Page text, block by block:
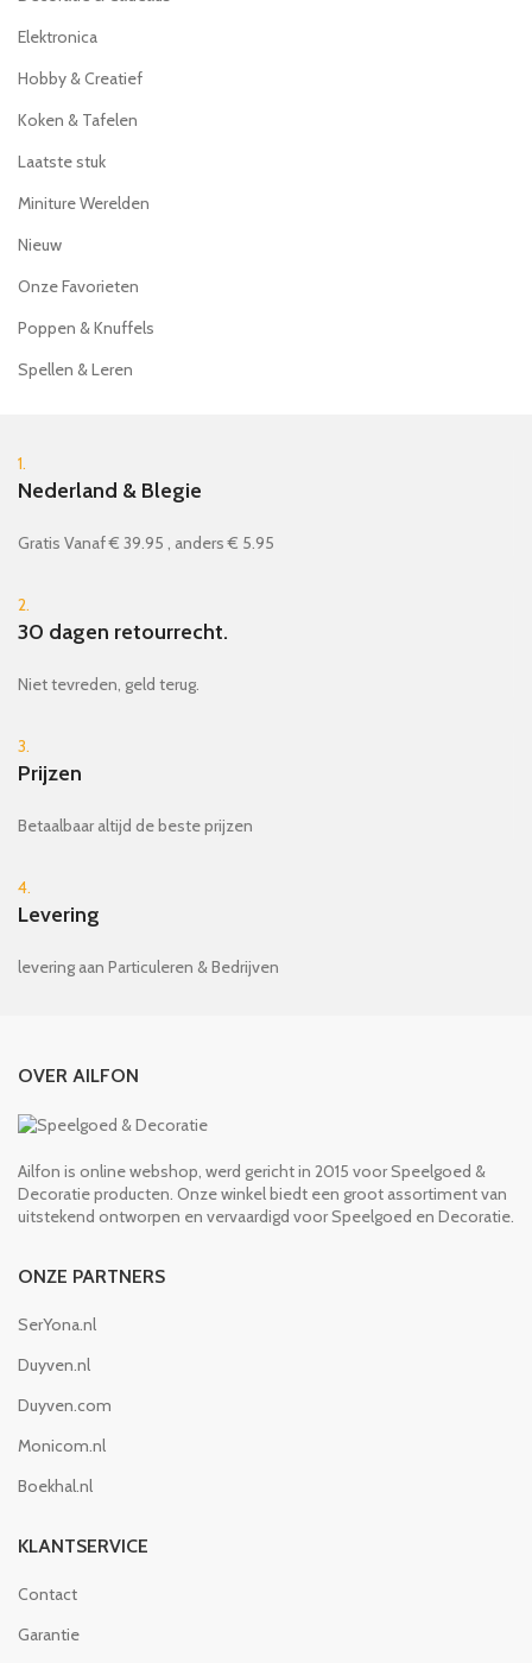
Elektronica
Hobby & Creatief
Koken & Tafelen
Laatste stuk
Miniture Werelden
Nieuw
Onze Favorieten
Poppen & Knuffels
Spellen & Leren
1.
Nederland & Blegie
Gratis Vanaf € 39.95 , anders € 5.95
2.
30 dagen retourrecht.
Niet tevreden, geld terug.
3.
Prijzen
Betaalbaar altijd de beste prijzen
4.
Levering
levering aan Particuleren & Bedrijven
OVER AILFON
Ailfon is online webshop, werd gericht in 2015 voor Speelgoed &
Decoratie producten. Onze winkel biedt een groot assortiment van
uitstekend ontworpen en vervaardigd voor Speelgoed en Decoratie.
ONZE PARTNERS
SerYona.nl
Duyven.nl
Duyven.com
Monicom.nl
Boekhal.nl
KLANTSERVICE
Contact
Garantie